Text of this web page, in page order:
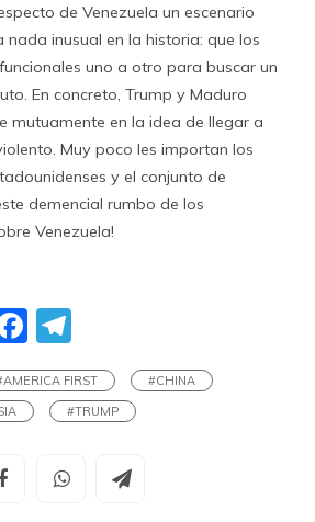
de Venezuela un escenario
inusual en la historia: que los
uno a otro para buscar un
En concreto, Trump y Maduro
mutuamente en la idea de llegar a
Muy poco les importan los
y el conjunto de
demencial rumbo de los
Venezuela!
Facebook
FIRST
#CHINA
#TRUMP